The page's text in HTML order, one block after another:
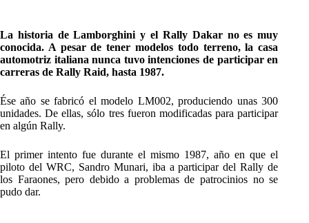
La historia de Lamborghini y el Rally Dakar no es muy
conocida. A pesar de tener modelos todo terreno, la casa
automotriz italiana nunca tuvo intenciones de participar en
carreras de Rally Raid, hasta 1987.
Ése año se fabricó el modelo LM002, produciendo unas 300
unidades. De ellas, sólo tres fueron modificadas para participar
en algún Rally.
El primer intento fue durante el mismo 1987, año en que el
piloto del WRC, Sandro Munari, iba a participar del Rally de
los Faraones, pero debido a problemas de patrocinios no se
pudo dar.